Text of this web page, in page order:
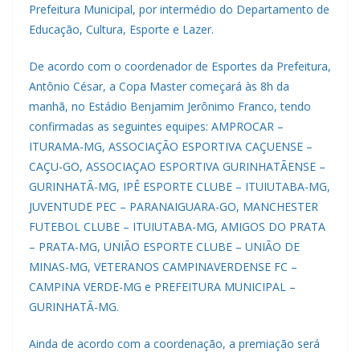
Prefeitura Municipal, por intermédio do Departamento de
Educação, Cultura, Esporte e Lazer.
De acordo com o coordenador de Esportes da Prefeitura,
Antônio César, a Copa Master começará às 8h da
manhã, no Estádio Benjamim Jerônimo Franco, tendo
confirmadas as seguintes equipes: AMPROCAR –
ITURAMA-MG, ASSOCIAÇÃO ESPORTIVA CAÇUENSE –
CAÇU-GO, ASSOCIAÇAO ESPORTIVA GURINHATÃENSE –
GURINHATÃ-MG, IPÊ ESPORTE CLUBE – ITUIUTABA-MG,
JUVENTUDE PEC – PARANAIGUARA-GO, MANCHESTER
FUTEBOL CLUBE – ITUIUTABA-MG, AMIGOS DO PRATA
– PRATA-MG, UNIÃO ESPORTE CLUBE – UNIÃO DE
MINAS-MG, VETERANOS CAMPINAVERDENSE FC –
CAMPINA VERDE-MG e PREFEITURA MUNICIPAL –
GURINHATÃ-MG.
Ainda de acordo com a coordenação, a premiação será